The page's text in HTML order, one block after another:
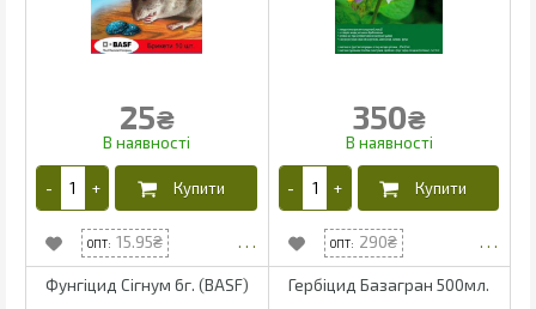
25₴
15.95
350₴
290
Фунгіцид Сігнум 6г. (BASF) Гербіцид Базагран 500мл.